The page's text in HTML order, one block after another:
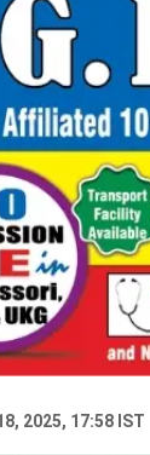
2025, 17:58 IST